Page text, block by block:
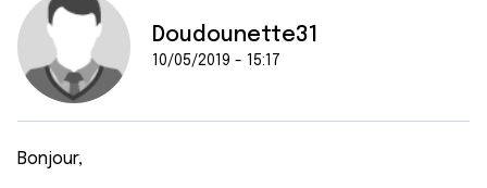
Doudounette31
10/05/2019 - 15:17
Bonjour,